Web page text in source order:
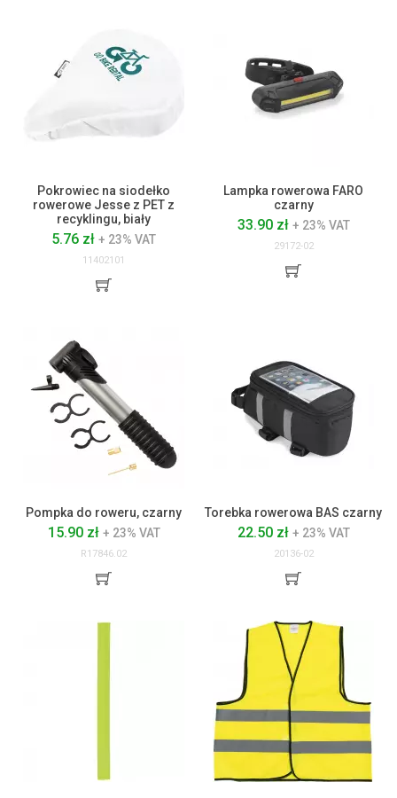
Pokrowiec na siodełko
rowerowe Jesse z PET z
recyklingu, biały
5.76 zł + 23% VAT
11402101
Lampka rowerowa FARO
czarny
33.90 zł + 23% VAT
29172-02
Pompka do roweru, czarny
15.90 zł + 23% VAT
R17846.02
Torebka rowerowa BAS czarny
22.50 zł + 23% VAT
20136-02